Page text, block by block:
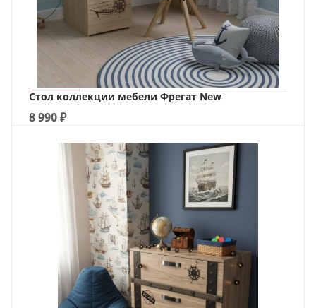
Стол коллекции мебели Фрегат New
8 990₽